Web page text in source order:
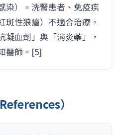
染）。洗腎患者、免疫疾
斑性狼瘡）不適合治療。
凝血劑」與「消炎藥」，
醫師。[5]
）